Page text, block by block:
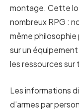
montage. Cette
nombreux RPG :
même
sur un
les ressources sur
Les informations
d’armes par